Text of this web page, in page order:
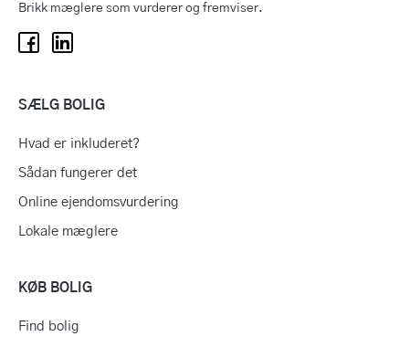
Brikk mæglere som vurderer og fremviser.
SÆLG BOLIG
Hvad er inkluderet?
Sådan fungerer det
Online ejendomsvurdering
Lokale mæglere
KØB BOLIG
Find bolig